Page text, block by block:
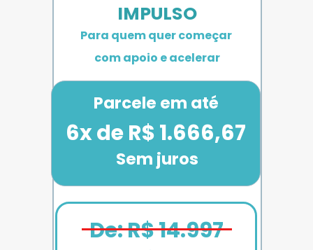
Parcele em até
6x de R$ 1.666,67
Sem juros
IMPULSO
Para quem quer começar
com apoio e acelerar
De: R$ 14.997